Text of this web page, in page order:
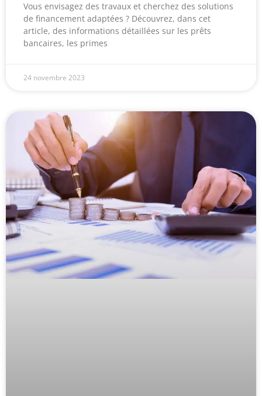
Vous envisagez des travaux et cherchez des solutions
de financement adaptées ? Découvrez, dans cet
article, des informations détaillées sur les prêts
bancaires, les primes
24 novembre 2023